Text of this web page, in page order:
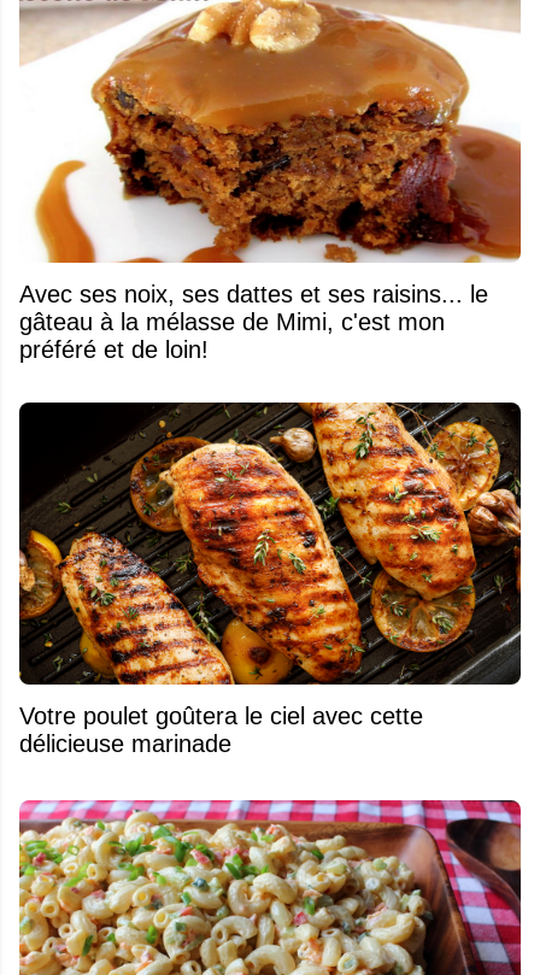
Avec ses noix, ses dattes et ses raisins... le
gâteau à la mélasse de Mimi, c'est mon
préféré et de loin!
Votre poulet goûtera le ciel avec cette
délicieuse marinade